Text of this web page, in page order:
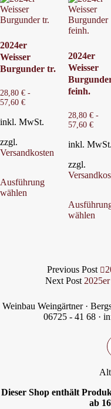
2024er
Weisser
Burgunder tr.
28,80 € -
57,60 €
inkl. MwSt.
zzgl.
Versandkosten
Ausführung
wählen
Dieses
mehrere
Varianten
auf
der
werden
2024er
Weisser
feinh.
28,80 €-
57,60 €
inkl. MwSt.
zzgl.
wählen
Previous Post
Next Post
Weinbau Weingärtner ·
06725 - 41 68 ·
Dieser Shop enthält
ab